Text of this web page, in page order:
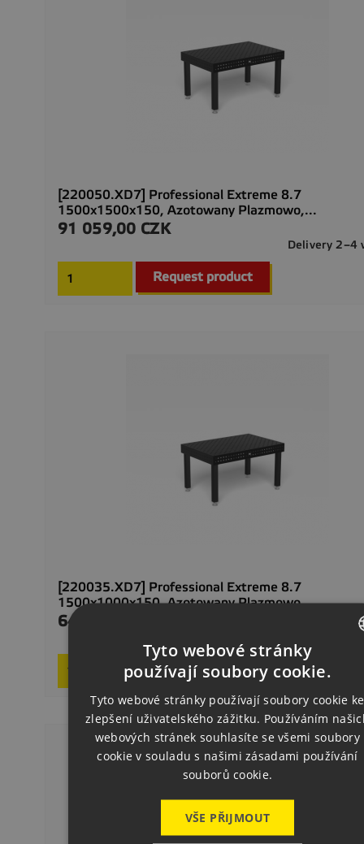
[220050.XD7] Professional Extreme 8.7
1500x1500x150, Azotowany Plazmowo,...
Cena
91 059,00 CZK
Delivery 2–4
Request product
[220035.XD7] Professional Extreme 8.7
1500x1000x150, Azotowany Plazmowo,...
Cena
64 336,00 CZK
Request product
ENGLISH
GERMAN
Tyto webové stránky
používají soubory cookie.
Tyto webové stránky používají soubory cookie ke
zlepšení uživatelského zážitku. Používáním
webových stránek souhlasíte se všemi soubory
cookie v souladu s našimi zásadami používání
souborů cookie.
VŠE PŘIJMOUT